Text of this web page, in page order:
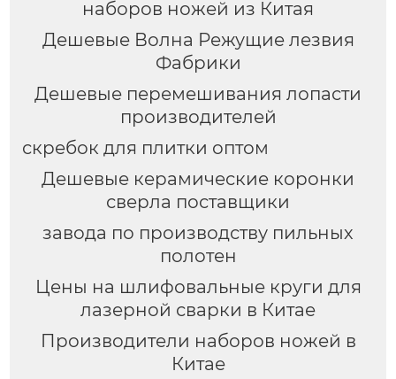
наборов ножей из Китая
Дешевые Волна Режущие лезвия
Фабрики
Дешевые перемешивания лопасти
производителей
скребок для плитки оптом
Дешевые керамические коронки
сверла поставщики
завода по производству пильных
полотен
Цены на шлифовальные круги для
лазерной сварки в Китае
Производители наборов ножей в
Китае